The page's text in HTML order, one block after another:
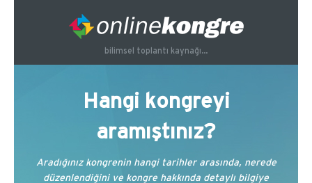
bilimsel toplantı kaynağı...
Hangi kongreyi
aramıştınız?
Aradığınız kongrenin hangi tarihler arasında, nerede
düzenlendiğini ve kongre hakkında detaylı bilgiye